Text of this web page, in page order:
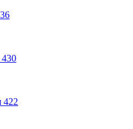
430
422